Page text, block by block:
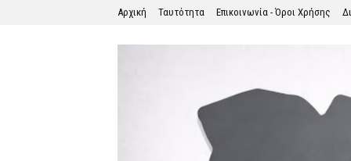
Αρχική Ταυτότητα Επικοινωνία - Όροι Χρήσης